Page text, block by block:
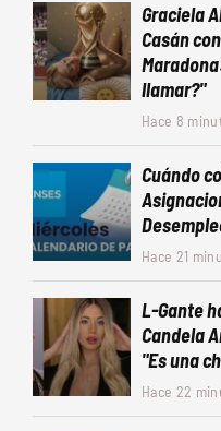
Graciela
Casán
llamar?"
Hace 8
Cuándo
Hace 21
L-Gante
Candela
"Es una
Hace 22